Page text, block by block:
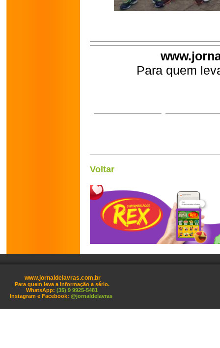
Para quem
Voltar
www.jornaldelavras.com.br
Para quem leva a informação a sério.
WhatsApp: (35) 9 9925-5481
Instagram e Facebook: @jornaldelavras